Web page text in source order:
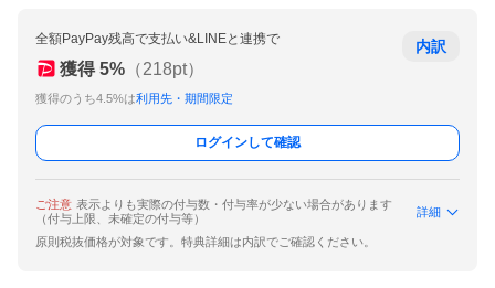
全額PayPay残高で支払い&LINEと連携で
獲得 5% （218pt）
獲得のうち4.5%は利用先・期間限定
内訳
ログインして確認
ご注意 表示よりも実際の付与数・付与率が少ない場合があります
（付与上限、未確定の付与等）
詳細
原則税抜価格が対象です。特典詳細は内訳でご確認ください。